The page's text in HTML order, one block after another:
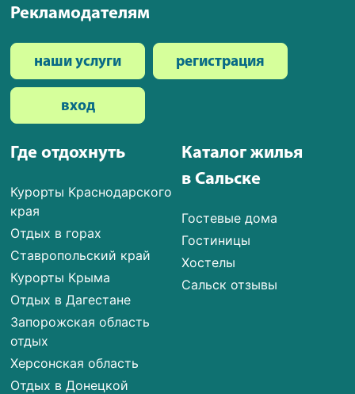
Где отдохнуть
Курорты Краснодарского
края
Отдых в горах
Ставропольский край
Курорты Крыма
Отдых в Дагестане
Запорожская область
отдых
Херсонская область
Отдых в Донецкой
Каталог жилья
в Сальске
Гостевые дома
Гостиницы
Хостелы
Сальск отзывы
Рекламодателям
наши услуги регистрация
вход